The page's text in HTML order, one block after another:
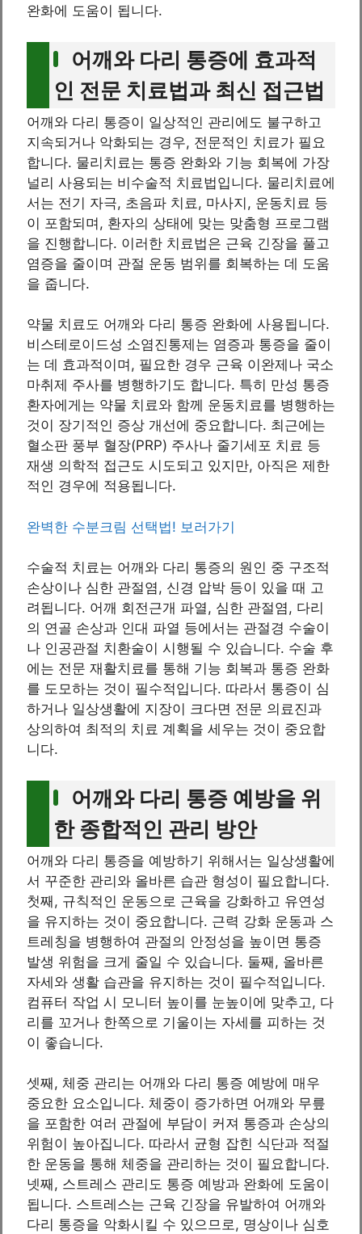
완화에 도움이 됩니다.
어깨와 다리 통증에 효과적
인 전문 치료법과 최신 접근법
어깨와 다리 통증이 일상적인 관리에도 불구하고
지속되거나 악화되는 경우, 전문적인 치료가 필요
합니다. 물리치료는 통증 완화와 기능 회복에 가장
널리 사용되는 비수술적 치료법입니다. 물리치료에
서는 전기 자극, 초음파 치료, 마사지, 운동치료 등
이 포함되며, 환자의 상태에 맞는 맞춤형 프로그램
을 진행합니다. 이러한 치료법은 근육 긴장을 풀고
염증을 줄이며 관절 운동 범위를 회복하는 데 도움
을 줍니다.
약물 치료도 어깨와 다리 통증 완화에 사용됩니다.
비스테로이드성 소염진통제는 염증과 통증을 줄이
는 데 효과적이며, 필요한 경우 근육 이완제나 국소
마취제 주사를 병행하기도 합니다. 특히 만성 통증
환자에게는 약물 치료와 함께 운동치료를 병행하는
것이 장기적인 증상 개선에 중요합니다. 최근에는
혈소판 풍부 혈장(PRP) 주사나 줄기세포 치료 등
재생 의학적 접근도 시도되고 있지만, 아직은 제한
적인 경우에 적용됩니다.
완벽한 수분크림 선택법! 보러가기
수술적 치료는 어깨와 다리 통증의 원인 중 구조적
손상이나 심한 관절염, 신경 압박 등이 있을 때 고
려됩니다. 어깨 회전근개 파열, 심한 관절염, 다리
의 연골 손상과 인대 파열 등에서는 관절경 수술이
나 인공관절 치환술이 시행될 수 있습니다. 수술 후
에는 전문 재활치료를 통해 기능 회복과 통증 완화
를 도모하는 것이 필수적입니다. 따라서 통증이 심
하거나 일상생활에 지장이 크다면 전문 의료진과
상의하여 최적의 치료 계획을 세우는 것이 중요합
니다.
어깨와 다리 통증 예방을 위
한 종합적인 관리 방안
어깨와 다리 통증을 예방하기 위해서는 일상생활에
서 꾸준한 관리와 올바른 습관 형성이 필요합니다.
첫째, 규칙적인 운동으로 근육을 강화하고 유연성
을 유지하는 것이 중요합니다. 근력 강화 운동과 스
트레칭을 병행하여 관절의 안정성을 높이면 통증
발생 위험을 크게 줄일 수 있습니다. 둘째, 올바른
자세와 생활 습관을 유지하는 것이 필수적입니다.
컴퓨터 작업 시 모니터 높이를 눈높이에 맞추고, 다
리를 꼬거나 한쪽으로 기울이는 자세를 피하는 것
이 좋습니다.
셋째, 체중 관리는 어깨와 다리 통증 예방에 매우
중요한 요소입니다. 체중이 증가하면 어깨와 무릎
을 포함한 여러 관절에 부담이 커져 통증과 손상의
위험이 높아집니다. 따라서 균형 잡힌 식단과 적절
한 운동을 통해 체중을 관리하는 것이 필요합니다.
넷째, 스트레스 관리도 통증 예방과 완화에 도움이
됩니다. 스트레스는 근육 긴장을 유발하여 어깨와
다리 통증을 악화시킬 수 있으므로, 명상이나 심호